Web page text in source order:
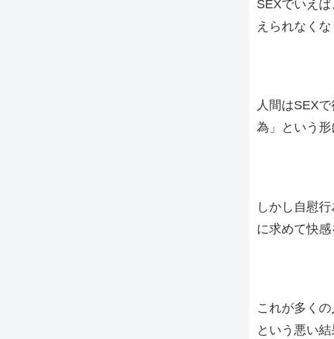
SEXでいえ
えられなく
人間はSEX
為」という形
しかし自慰
に求めて快感
これが多く
という悪い結